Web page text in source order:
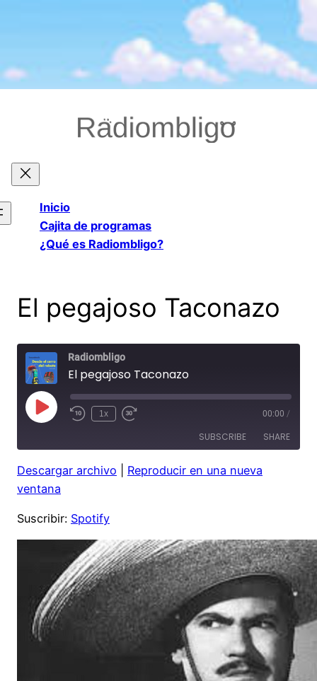
Inicio
Cajita de programas
¿Qué es Radiombligo?
El pegajoso Taconazo
Radiombligo
El pegajoso Taconazo
Play
Episode Rewind
1x
Fast
seconds
00:00 /
SUBSCRIBE SHARE
Spotify
SHARE
EMBED
Descargar archivo
Reproducir en una nueva
ventana
Suscribir: Spotify